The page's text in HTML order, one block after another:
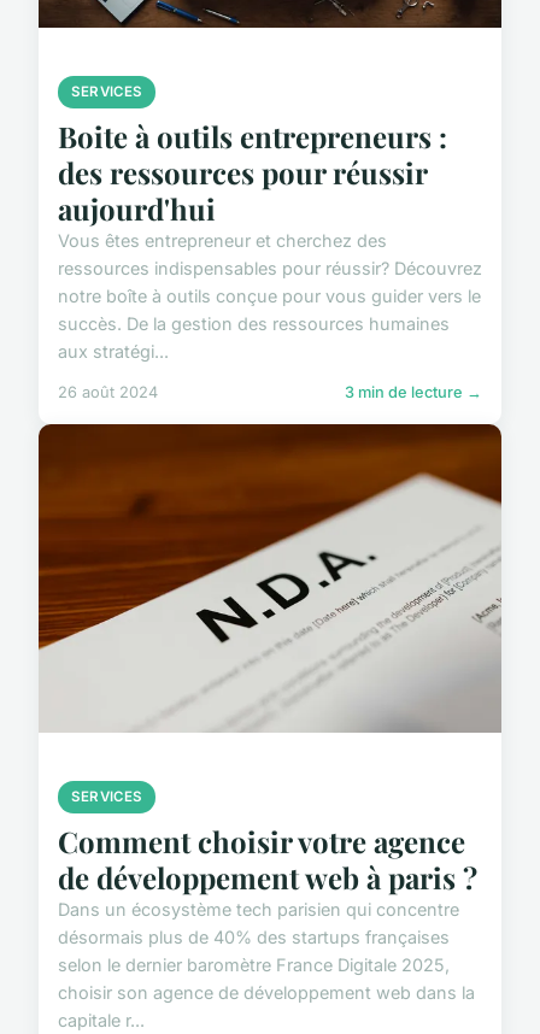
SERVICES
Boite à outils entrepreneurs :
des ressources pour réussir
aujourd'hui
Vous êtes entrepreneur et cherchez des
ressources indispensables pour réussir? Découvrez
notre boîte à outils conçue pour vous guider vers le
succès. De la gestion des ressources humaines
aux stratégi...
26 août 2024 3 min de lecture →
SERVICES
Comment choisir votre agence
de développement web à paris ?
Dans un écosystème tech parisien qui concentre
désormais plus de 40% des startups françaises
selon le dernier baromètre France Digitale 2025,
choisir son agence de développement web dans la
capitale r...